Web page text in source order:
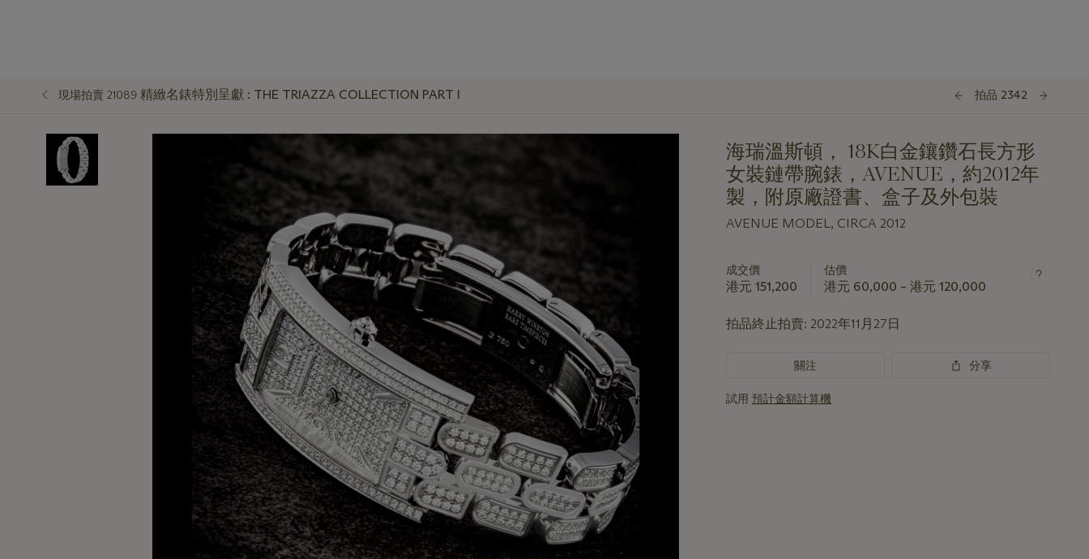
現場拍賣 21089 精緻名錶特別呈獻 : THE TRIAZZA COLLECTION PART I 拍品 2342
海瑞溫斯頓， 18K白金鑲鑽石長方形
女裝鏈帶腕錶，AVENUE，約2012年
製，附原廠證書、盒子及外包裝
AVENUE MODEL, CIRCA 2012
成交價
港元 151,200
估價
港元 60,000 – 港元 120,000
拍品終止拍賣: 2022年11月27日
關注 分享
試用 預計金額計算機